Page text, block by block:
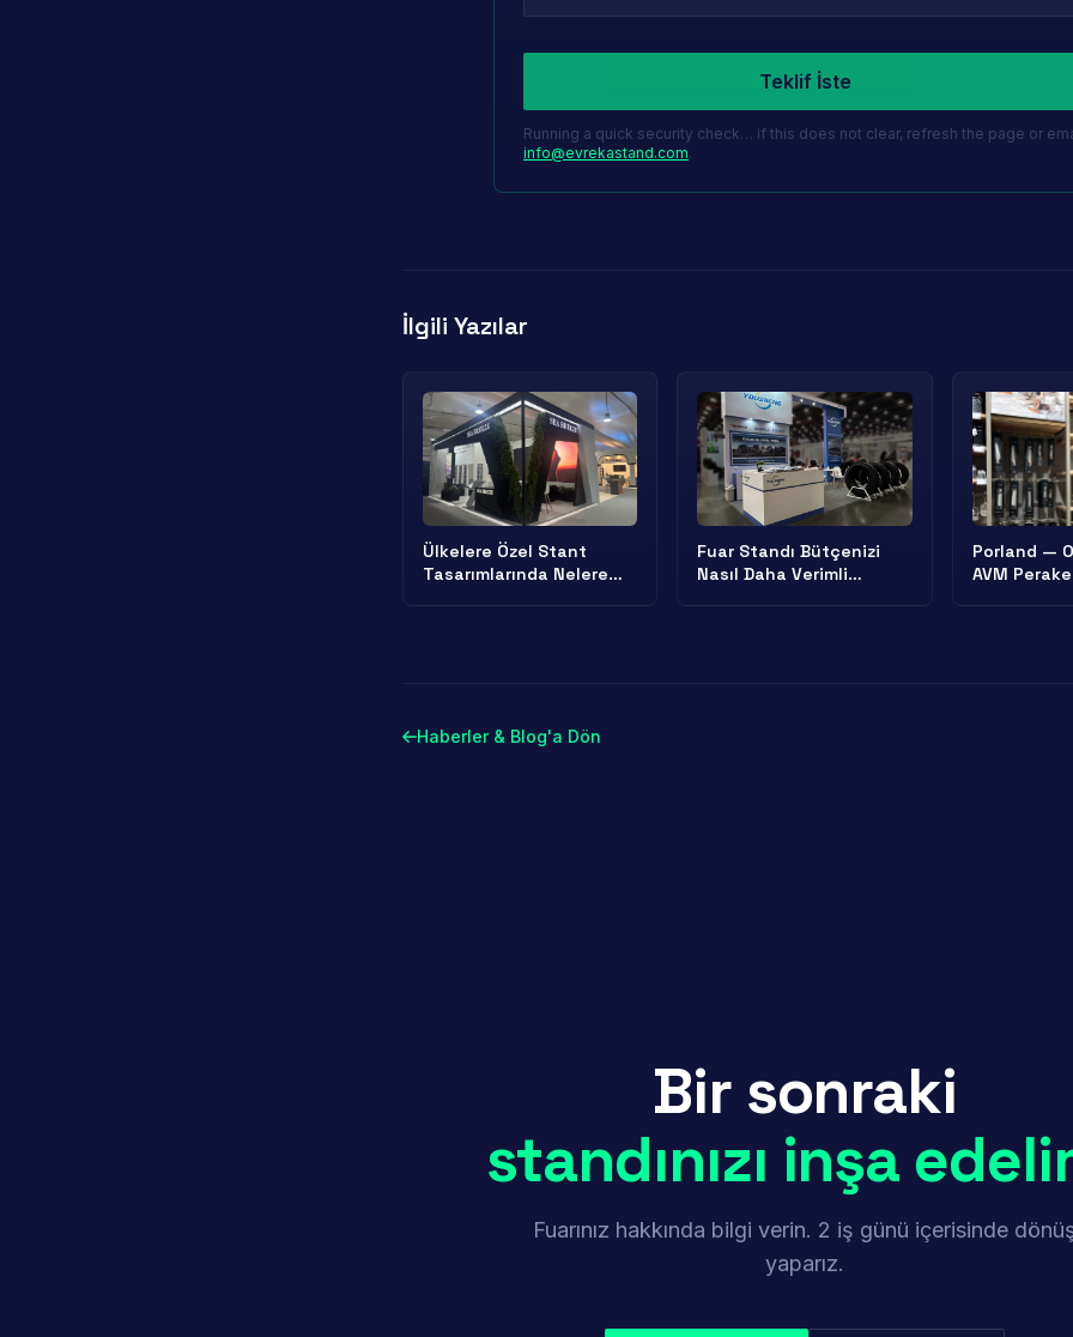
Teklif İste
Running a quick security check… if this does not clear, refresh the page or
info@evrekastand.com.
İlgili Yazılar
Ülkelere Özel Stant
Tasarımlarında Nelere
Fuar Standı Bütçenizi
Nasıl Daha Verimli
Porland —
AVM
Haberler & Blog'a Dön
Bir sonraki
standınızı inşa
Fuarınız hakkında bilgi verin. 2 iş günü içerisinde
yaparız.